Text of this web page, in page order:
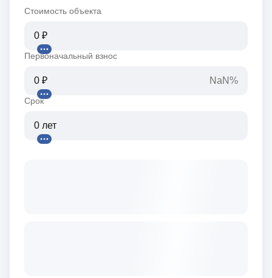
Стоимость объекта
Первоначальный взнос
NaN%
Срок